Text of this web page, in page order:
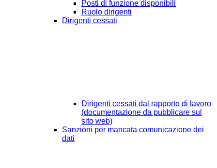
Posti di funzione disponibili
Ruolo dirigenti
Dirigenti cessati
Dirigenti cessati dal rapporto di lavoro
(documentazione da pubblicare sul
sito web)
Sanzioni per mancata comunicazione dei
dati